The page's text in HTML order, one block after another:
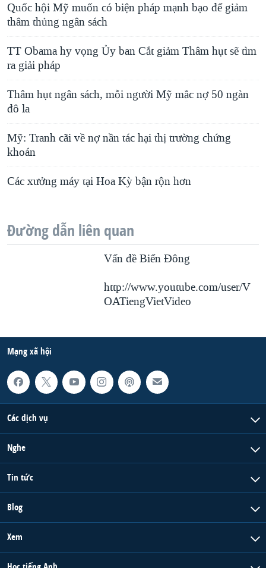
Quốc hội Mỹ muốn có biện pháp mạnh bạo để giảm
thâm thủng ngân sách
TT Obama hy vọng Ủy ban Cắt giảm Thâm hụt sẽ tìm
ra giải pháp
Thâm hụt ngân sách, mỗi người Mỹ mắc nợ 50 ngàn
đô la
Mỹ: Tranh cãi về nợ nần tác hại thị trường chứng
khoán
Các xưởng máy tại Hoa Kỳ bận rộn hơn
Đường dẫn liên quan
Vấn đề Biển Ðông
http://www.youtube.com/user/V
OATiengVietVideo
Mạng xã hội
Các dịch vụ
Nghe
Tin tức
Blog
Xem